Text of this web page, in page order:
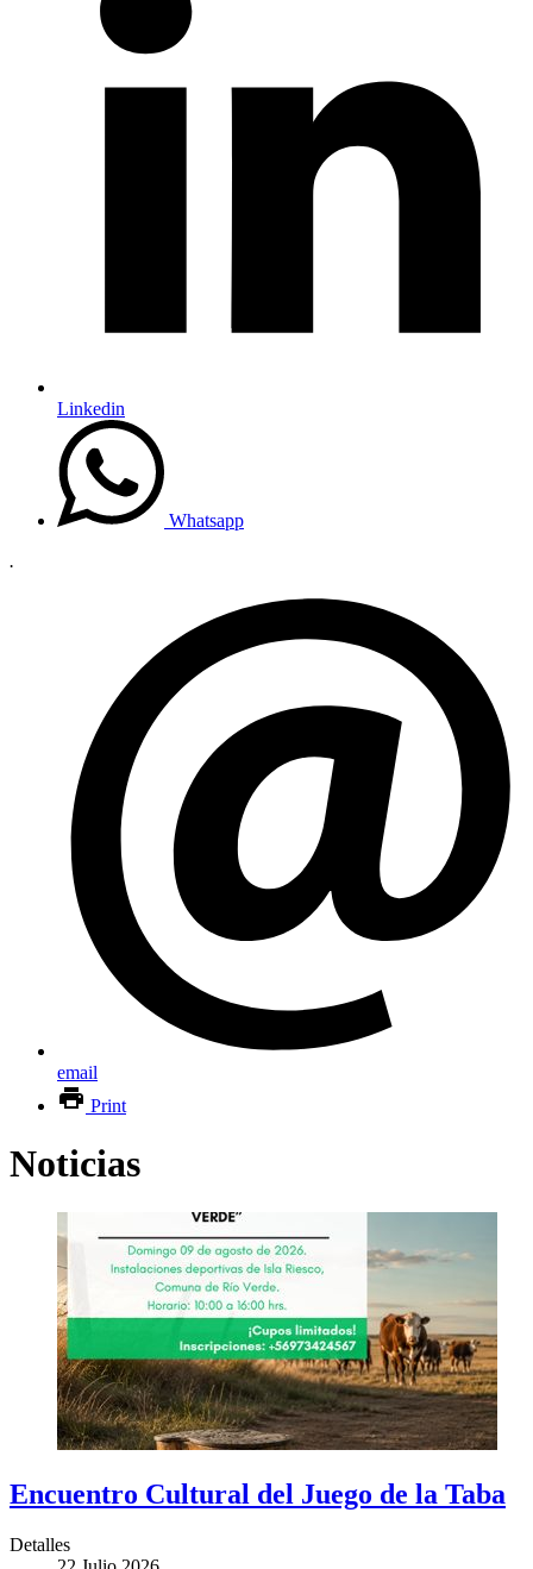
Linkedin
Whatsapp
.
email
Print
Noticias
Encuentro Cultural del Juego de la Taba
Detalles